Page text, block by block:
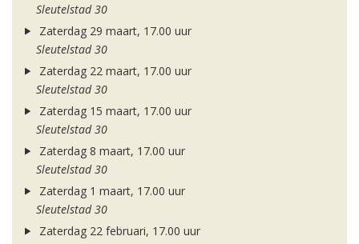
Sleutelstad 30
Zaterdag 29 maart, 17.00 uur
Sleutelstad 30
Zaterdag 22 maart, 17.00 uur
Sleutelstad 30
Zaterdag 15 maart, 17.00 uur
Sleutelstad 30
Zaterdag 8 maart, 17.00 uur
Sleutelstad 30
Zaterdag 1 maart, 17.00 uur
Sleutelstad 30
Zaterdag 22 februari, 17.00 uur